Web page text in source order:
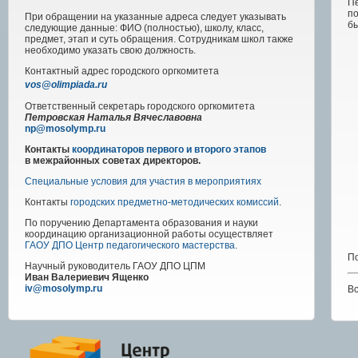
При обращении на указанные адреса следует указывать
следующие данные: ФИО (полностью), школу, класс,
предмет, этап и суть обращения. Сотрудникам школ также
необходимо указать свою должность.
Контактный адрес городского оргкомитета
vos@olimpiada.ru
Ответственный секретарь городского оргкомитета
Петровская Наталья Вячеславовна
np@mosolymp.ru
Контакты координаторов первого и второго этапов
в межрайонных советах директоров.
Специальные условия для участия в мероприятиях
Контакты городских предметно-методических комиссий.
По поручению Департамента образования и науки
координацию организационной работы осуществляет
ГАОУ ДПО Центр педагогического мастерства.
Научный руководитель ГАОУ ДПО ЦПМ
Иван Валериевич Ященко
iv@mosolymp.ru